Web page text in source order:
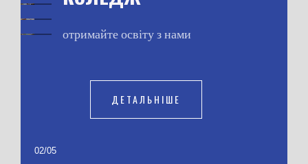
термін навчання 2 роки 10 місяців
02/05